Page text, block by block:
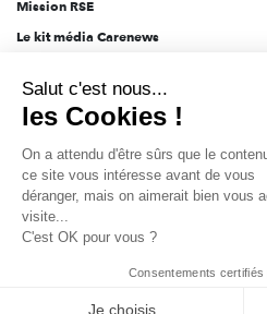
Mission RSE
Le kit média Carenews
AEF info
Novethic
PRODURABLE
Inclusiv Day
Données personnelles Mentions légales
Salut c'est nous...
les Cookies !
On a attendu d'être sûrs que le
ce site vous intéresse avant de vous
déranger, mais on aimerait bien vous
visite...
C'est OK pour vous ?
Consentements certifiés
Je choisis